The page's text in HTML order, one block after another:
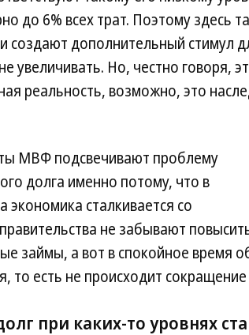
до 6% всех трат. Поэтому здесь
создают дополнительный
увеличивать. Но, честно говоря,
реальность, возможно, это
МВФ подсвечивают проблему
долга именно потому, что в
экономика сталкивается со
не забывают
займы, а вот в спокойное время
то есть не происходит
при каких-то уровнях